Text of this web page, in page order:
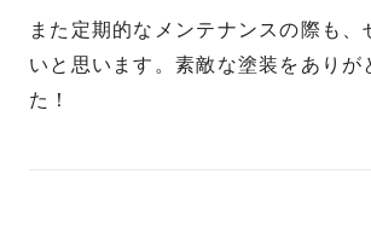
また定期的なメンテナンスの際も、
いと思います。素敵な塗装をありが
た！